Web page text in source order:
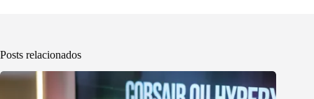
Posts relacionados